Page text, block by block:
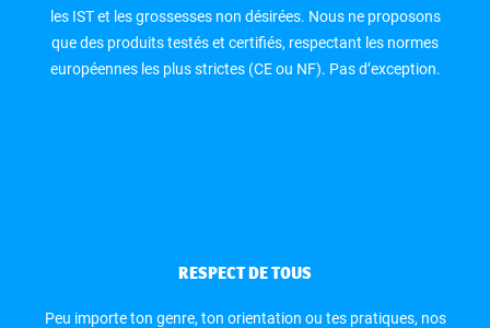
les IST et les grossesses non désirées. Nous ne proposons
que des produits testés et certifiés, respectant les normes
européennes les plus strictes (CE ou NF). Pas d’exception.
RESPECT DE TOUS
Peu importe ton genre, ton orientation ou tes pratiques, nos